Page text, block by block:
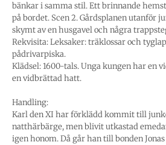
bänkar i samma stil. Ett brinnande
på bordet. Scen 2. Gårdsplanen utanför
skymt av en husgavel och några
Rekvisita: Leksaker: träklossar och
pådrivarpiska.
Klädsel: 1600-tals. Unga kungen har en
en vidbrättad hatt.
Handling:
Karl den XI har förklädd kommit till
natthärbärge, men blivit utkastad
igen honom. Då går han till bonden